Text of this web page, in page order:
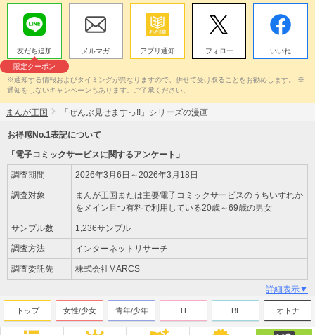
友だち追加
限定クーポン
メルマガ アプリ通知 フォロー いいね
※通知する情報およびタイミングが異なりますので、併せて受け取ることをお勧めします。 ※
通知をしないキャンペーンもあります。ご了承ください。
まんが王国 「ぜんぶ見せますっ!!」シリーズの漫画
お得感No.1表記について
「電子コミックサービスに関するアンケート」
調査期間 2026年3月6日～2026年3月18日
調査対象
まんが王国または主要電子コミックサービスのうちいずれか
をメイン且つ有料で利用している20歳～69歳の男女
サンプル数 1,236サンプル
調査方法 インターネットリサーチ
調査委託先 株式会社MARCS
詳細表示▼
トップ 女性/少女 青年/少年 TL BL オトナ